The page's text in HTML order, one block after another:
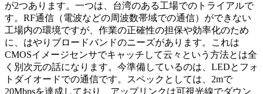
が2つあります。一つは、台湾のある工場でのトライアルで
す。RF通信（電波などの周波数帯域での通信）ができない
工場内の環境ですが、作業の正確性の担保や効率化のため
に、はやりブロードバンドのニーズがあります。これは
CMOSイメージセンサでキャッチして云々という方法とは全
く別次元の話になります。今準備しているのは、LEDとフォ
トダイオードでの通信です。スペックとしては、2mで
20Mbpsを達成しており、アップリンクは可視光線でダウン